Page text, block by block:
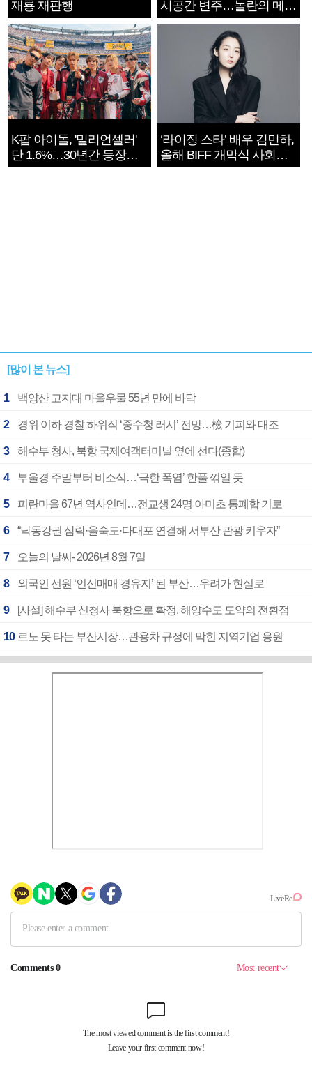
재룡 재판행
시공간 변주…놀란의 메시
지는 ‘전쟁 속죄’
K팝 아이돌, '밀리언셀러'
단 1.6%…30년간 등장
1182개팀 전수조사
‘라이징 스타’ 배우 김민하,
올해 BIFF 개막식 사회자
확정
[많이 본 뉴스]
1 백양산 고지대 마을우물 55년 만에 바닥
2 경위 이하 경찰 하위직 ‘중수청 러시’ 전망…檢 기피와 대조
3 해수부 청사, 북항 국제여객터미널 옆에 선다(종합)
4 부울경 주말부터 비소식…‘극한 폭염’ 한풀 꺾일 듯
5 피란마을 67년 역사인데…전교생 24명 아미초 통폐합 기로
6 “낙동강권 삼락·을숙도·다대포 연결해 서부산 관광 키우자”
7 오늘의 날씨- 2026년 8월 7일
8 외국인 선원 ‘인신매매 경유지’ 된 부산…우려가 현실로
9 [사설] 해수부 신청사 북항으로 확정, 해양수도 도약의 전환점
10 르노 못 타는 부산시장…관용차 규정에 막힌 지역기업 응원